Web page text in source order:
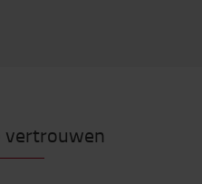
vertrouwen